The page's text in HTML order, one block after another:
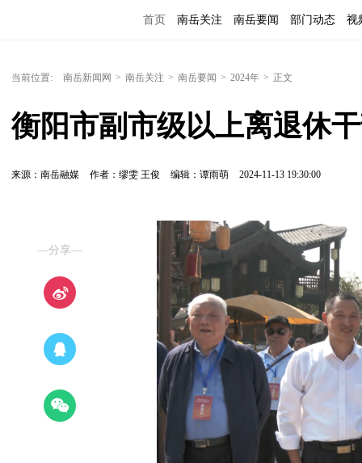
首页 南岳关注 南岳要闻 部门动态 视
当前位置: 南岳新闻网 > 南岳关注 > 南岳要闻 > 2024年 > 正文
衡阳市副市级以上离退休
来源：南岳融媒 作者：缪雯 王俊 编辑：谭雨萌 2024-11-13 19:30:00
—分享—